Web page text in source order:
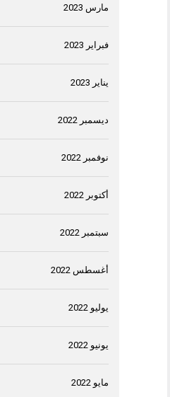
مارس 2023
فبراير 2023
يناير 2023
ديسمبر 2022
نوفمبر 2022
أكتوبر 2022
سبتمبر 2022
أغسطس 2022
يوليو 2022
يونيو 2022
مايو 2022